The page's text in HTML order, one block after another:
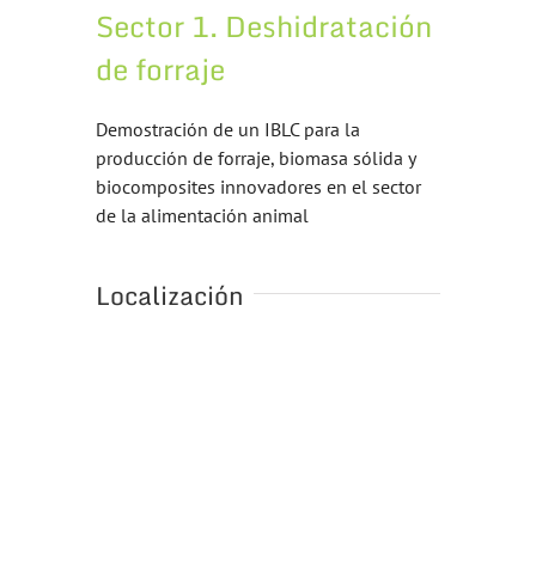
Sector 1. Deshidratación
de forraje
Demostración de un IBLC para la
producción de forraje, biomasa sólida y
biocomposites innovadores en el sector
de la alimentación animal
Localización